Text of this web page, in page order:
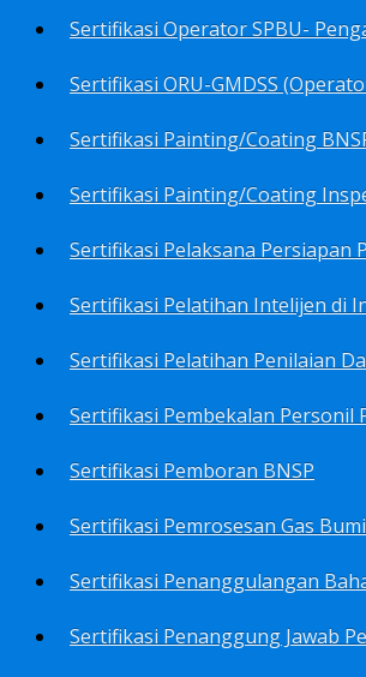
Sertifikasi Painting/Coating
Sertifikasi Painting/Coating
Sertifikasi Pemboran BNSP
Sertifikasi Pemrosesan Gas